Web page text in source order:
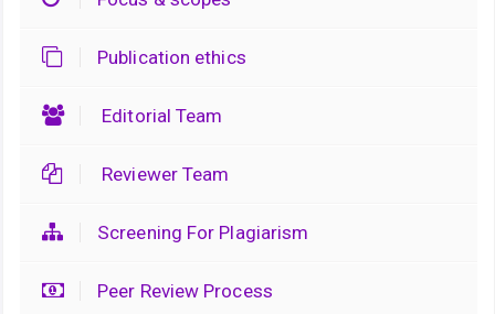
Publication ethics
Editorial Team
Reviewer Team
Screening For Plagiarism
Peer Review Process